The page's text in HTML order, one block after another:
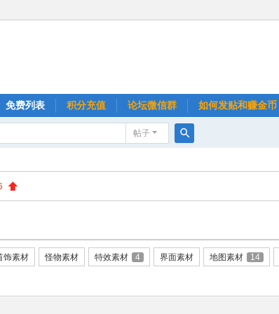
免费列表 积分充值 论坛微信群 如何发贴和赚金币
帖子
索
饰素材 怪物素材 特效素材 4 界面素材 地图素材 14